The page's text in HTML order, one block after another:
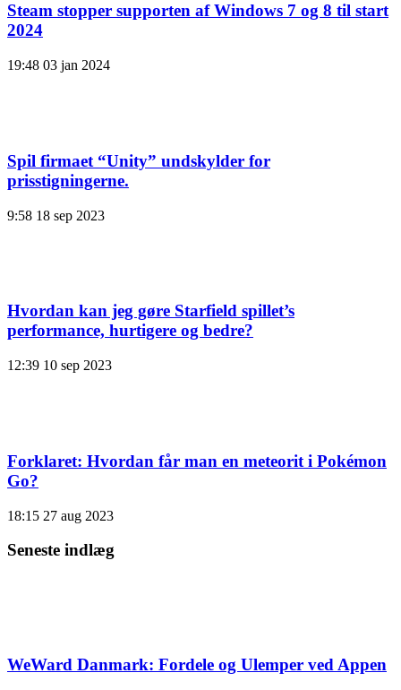
Steam stopper supporten af ​​Windows 7 og 8 til start
2024
19:48 03 jan 2024
Spil firmaet “Unity” undskylder for
prisstigningerne.
9:58 18 sep 2023
Hvordan kan jeg gøre Starfield spillet’s
performance, hurtigere og bedre?
12:39 10 sep 2023
Forklaret: Hvordan får man en meteorit i Pokémon
Go?
18:15 27 aug 2023
Seneste indlæg
WeWard Danmark: Fordele og Ulemper ved Appen